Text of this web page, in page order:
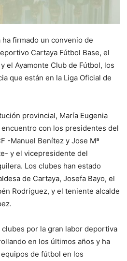
firmado un convenio de
Cartaya Fútbol Base, el
el Ayamonte Club de Fútbol, los
que están en la Liga Oficial de
provincial, María Eugenia
con los presidentes del
-Manuel Benítez y Jose Mª
y el vicepresidente del
Los clubes han estado
de Cartaya, Josefa Bayo, el
Rodríguez, y el teniente alcalde
por la gran labor deportiva
en los últimos años y ha
de fútbol en los